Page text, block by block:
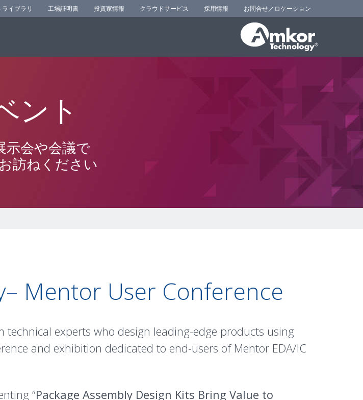
ライブラリ 工場証明書 投資家情報 クラウドサービス 採用情報 お問合せ／ロケーション
ント
示会や会議で
訪ねください
Mentor User Conference
experts who design leading-edge products using
and exhibition dedicated to end-users of Mentor EDA/IC
“Package Assembly Design Kits Bring Value to